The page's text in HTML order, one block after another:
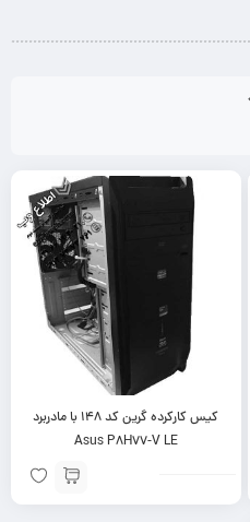
کیس کارکرده گرین کد ۱۴۸ با مادربرد
Asus P8H77-V LE